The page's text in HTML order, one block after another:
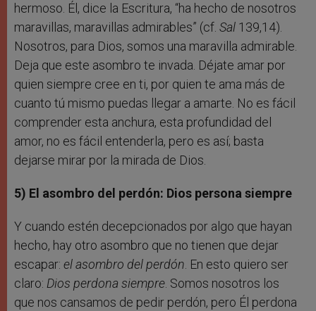
hermoso. Él, dice la Escritura, “ha hecho de nosotros
maravillas, maravillas admirables” (cf. Sal 139,14).
Nosotros, para Dios, somos una maravilla admirable.
Deja que este asombro te invada. Déjate amar por
quien siempre cree en ti, por quien te ama más de
cuanto tú mismo puedas llegar a amarte. No es fácil
comprender esta anchura, esta profundidad del
amor, no es fácil entenderla, pero es así; basta
dejarse mirar por la mirada de Dios.
5) El asombro del perdón: Dios persona siempre
Y cuando estén decepcionados por algo que hayan
hecho, hay otro asombro que no tienen que dejar
escapar: el asombro del perdón . En esto quiero ser
claro: Dios perdona siempre . Somos nosotros los
que nos cansamos de pedir perdón, pero Él perdona